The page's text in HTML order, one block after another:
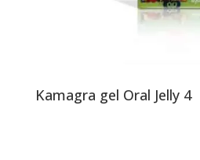
Kamagra gel Oral Jelly 4